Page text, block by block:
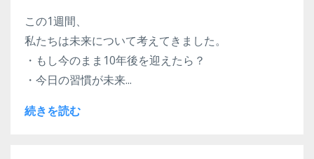
この1週間、
私たちは未来について考えてきました。
・もし今のまま10年後を迎えたら？
・今日の習慣が未来...
続きを読む